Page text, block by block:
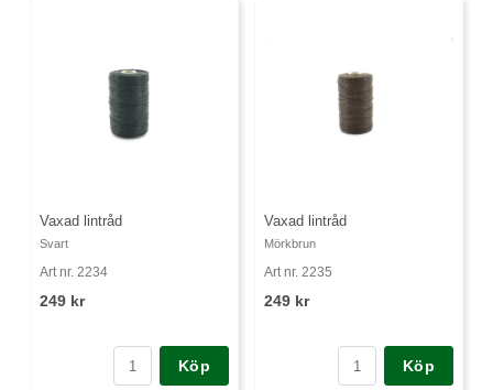
Vaxad lintråd
Svart
Art nr. 2234
249 kr
Köp
Vaxad lintråd
Mörkbrun
Art nr. 2235
249 kr
Köp